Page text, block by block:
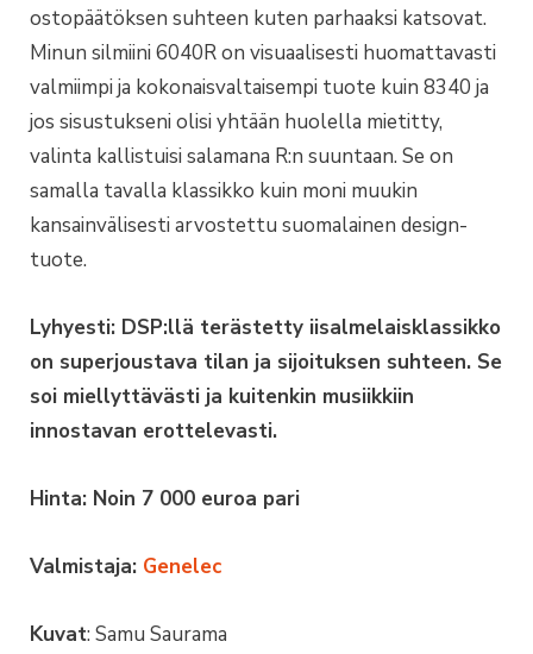
ostopäätöksen suhteen kuten parhaaksi katsovat.
Minun silmiini 6040R on visuaalisesti huomattavasti
valmiimpi ja kokonaisvaltaisempi tuote kuin 8340 ja
jos sisustukseni olisi yhtään huolella mietitty,
valinta kallistuisi salamana R:n suuntaan. Se on
samalla tavalla klassikko kuin moni muukin
kansainvälisesti arvostettu suomalainen design-
tuote.
Lyhyesti: DSP:llä terästetty iisalmelaisklassikko
on superjoustava tilan ja sijoituksen suhteen. Se
soi miellyttävästi ja kuitenkin musiikkiin
innostavan erottelevasti.
Hinta: Noin 7 000 euroa pari
Valmistaja: Genelec
Kuvat: Samu Saurama